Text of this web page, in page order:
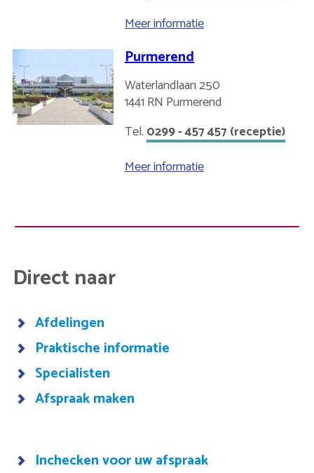
Meer informatie
Purmerend
Waterlandlaan 250
1441 RN Purmerend
0299 - 457 457 (receptie)
Meer informatie
Direct naar
Afdelingen
Praktische informatie
Specialisten
Afspraak maken
Inchecken voor uw afspraak